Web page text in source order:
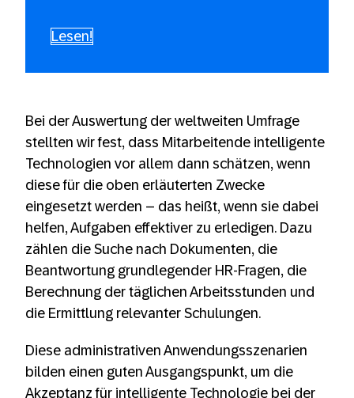
Lesen!
Bei der Auswertung der weltweiten Umfrage
stellten wir fest, dass Mitarbeitende intelligente
Technologien vor allem dann schätzen, wenn
diese für die oben erläuterten Zwecke
eingesetzt werden – das heißt, wenn sie dabei
helfen, Aufgaben effektiver zu erledigen. Dazu
zählen die Suche nach Dokumenten, die
Beantwortung grundlegender HR-Fragen, die
Berechnung der täglichen Arbeitsstunden und
die Ermittlung relevanter Schulungen.
Diese administrativen Anwendungsszenarien
bilden einen guten Ausgangspunkt, um die
Akzeptanz für intelligente Technologie bei der